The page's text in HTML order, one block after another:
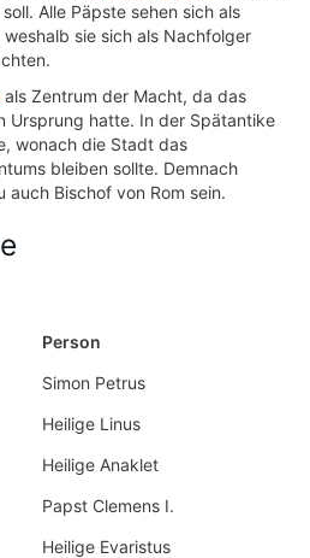
Alle Päpste sehen sich als
sie sich als Nachfolger
als Zentrum der Macht, da das
Ursprung hatte. In der Spätantike
wonach die Stadt das
bleiben sollte. Demnach
auch Bischof von Rom sein.
Person
Simon Petrus
Heilige Linus
Heilige Anaklet
Papst Clemens I.
Heilige Evaristus